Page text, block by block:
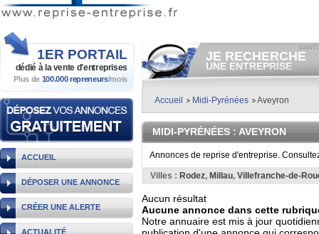
1ER PORTAIL
dédié à la vente d'entreprises
Plus de 100.000 repreneurs/mois
ACCUEIL
DÉPOSER UNE ANNONCE
CRÉER UNE ALERTE
ACTUALITÉ
JE RECHERCHE
UNE ENTREPRISE
Consulter gratuitementles
vendre.
Et/ou déposergratuitement
votre recherche d'entreprise.
RECHERCHER UNE
ANNONCE
Accueil Midi-Pyrénées Aveyron
MIDI-PYRÉNÉES: AVEYRON
Annonces de reprise d'entreprise.
Villes : Rodez, Millau, Villefranche-de-
Aucun résultat
Aucune annonce dans cette
Notre annuaire est mis à jour